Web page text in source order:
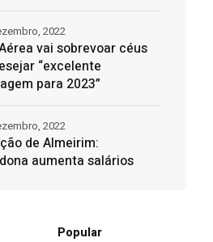
vai sobrevoar céus
“excelente
para 2023”
2022
de Almeirim:
aumenta salários
2022
Popular